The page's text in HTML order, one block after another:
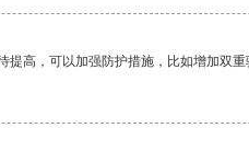
提高，可以加强防护措施，比如增加双重